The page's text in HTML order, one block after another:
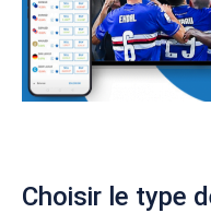
Choisir le type